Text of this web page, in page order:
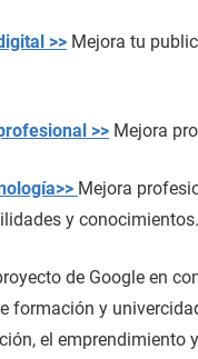
>> Mejora tu
>> Mejora
Mejora
y conocimientos.
de Google en
formación y
el emprendimiento